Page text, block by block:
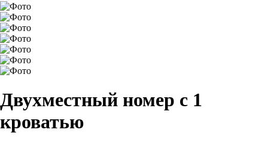
Двухместный номер с 1
кроватью